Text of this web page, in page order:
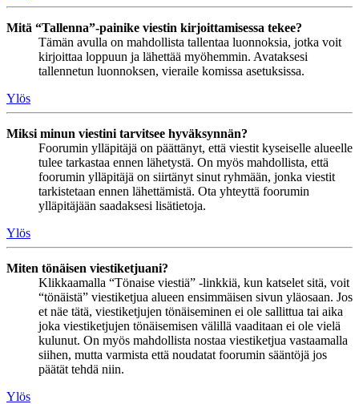
Mitä “Tallenna”-painike viestin kirjoittamisessa tekee?
Tämän avulla on mahdollista tallentaa luonnoksia, jotka voit
kirjoittaa loppuun ja lähettää myöhemmin. Avataksesi
tallennetun luonnoksen, vieraile komissa asetuksissa.
Ylös
Miksi minun viestini tarvitsee hyväksynnän?
Foorumin ylläpitäjä on päättänyt, että viestit kyseiselle alueelle
tulee tarkastaa ennen lähetystä. On myös mahdollista, että
foorumin ylläpitäjä on siirtänyt sinut ryhmään, jonka viestit
tarkistetaan ennen lähettämistä. Ota yhteyttä foorumin
ylläpitäjään saadaksesi lisätietoja.
Ylös
Miten tönäisen viestiketjuani?
Klikkaamalla “Tönaise viestiä” -linkkiä, kun katselet sitä, voit
“tönäistä” viestiketjua alueen ensimmäisen sivun yläosaan. Jos
et näe tätä, viestiketjujen tönäiseminen ei ole sallittua tai aika
joka viestiketjujen tönäisemisen välillä vaaditaan ei ole vielä
kulunut. On myös mahdollista nostaa viestiketjua vastaamalla
siihen, mutta varmista että noudatat foorumin sääntöjä jos
päätät tehdä niin.
Ylös